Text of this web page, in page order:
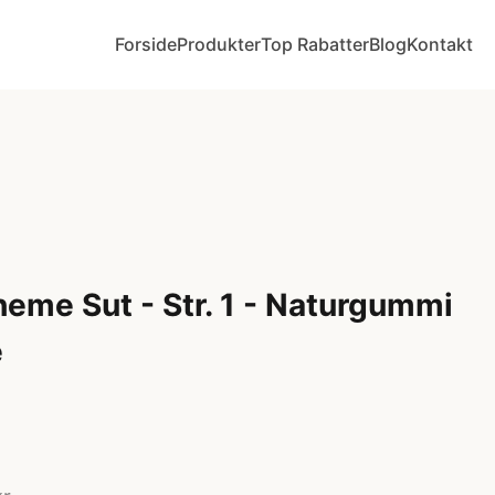
ForsideProdukterTop RabatterBlogKontakt
Sut - Str. 1 - Naturgummi